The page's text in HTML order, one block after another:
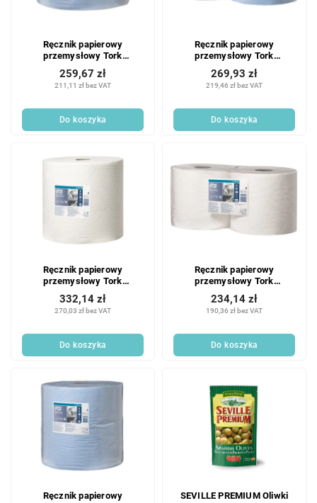
Ręcznik papierowy
przemysłowy Tork
Advanced 420 duża rolka
niebieski - 1 szt.
211,11 zł bez VAT
259,67 zł
Do koszyka
Ręcznik papierowy
przemysłowy Tork
Advanced 420 mała rolka
niebieski - 2 szt.
219,46 zł bez VAT
269,93 zł
Do koszyka
Ręcznik papierowy
przemysłowy Tork
Advanced 430 duża rolka
biały - 1 szt.
270,03 zł bez VAT
332,14 zł
Do koszyka
Ręcznik papierowy
przemysłowy Tork
Advanced 430 mała rolka
biały - 2 szt.
190,36 zł bez VAT
234,14 zł
Do koszyka
Ręcznik papierowy
SEVILLE PREMIUM Oliwki